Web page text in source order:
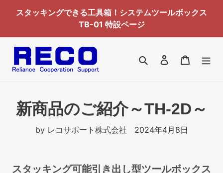
スタッキングできる工具箱！システムツールボックス
TB-01 特設ページ
検索 ログインカート
新商品のご紹介～TH-2D～
by レコサポート株式会社 2024年4月8日
スタッキング可能引き出し型ツールボックス